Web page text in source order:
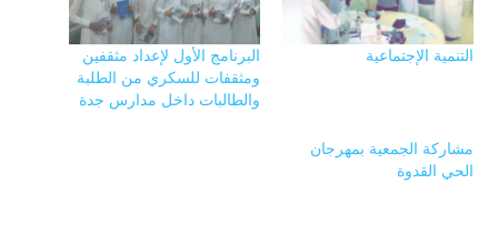
التنمية الإجتماعية
البرنامج الأول لإعداد مثقفين
ومثقفات للسكري من الطلبة
والطالبات داخل مدارس جدة
مشاركة الجمعية بمهرجان
الحي القدوة